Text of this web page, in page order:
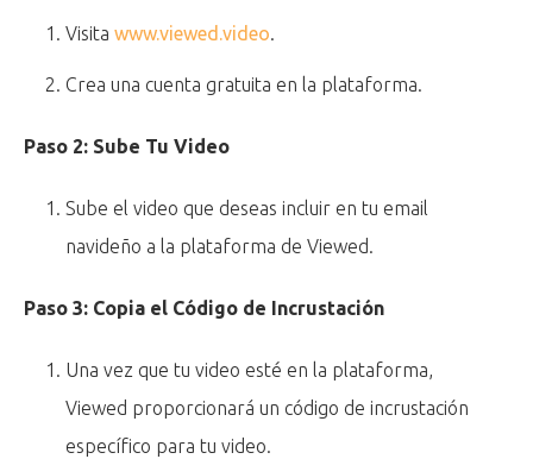
Visitawww.viewed.video.
Crea una cuenta gratuita en la plataforma.
Paso 2: Sube Tu Video
Sube el video que deseas incluir en tu email
navideño a la plataforma de Viewed.
Paso 3: Copia el Código de Incrustación
Una vez que tu video esté en la plataforma,
Viewed proporcionará un código de incrustación
específico para tu video.